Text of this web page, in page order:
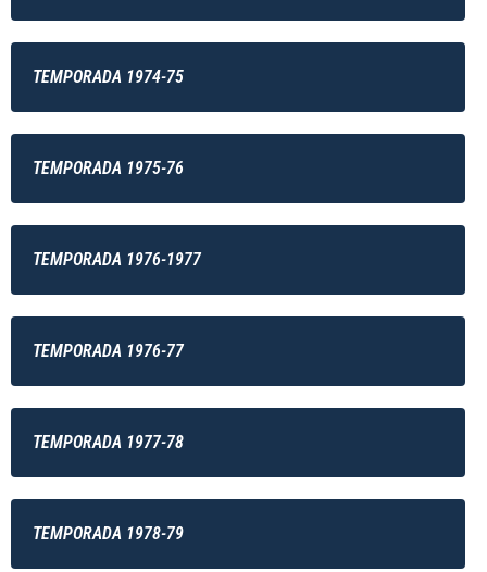
TEMPORADA 1974-75
TEMPORADA 1975-76
TEMPORADA 1976-1977
TEMPORADA 1976-77
TEMPORADA 1977-78
TEMPORADA 1978-79